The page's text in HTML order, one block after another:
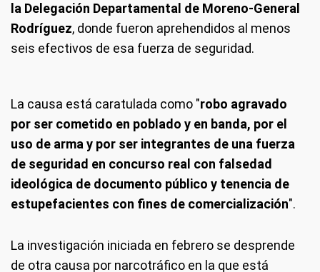
la Delegación Departamental de Moreno-General
Rodríguez, donde fueron aprehendidos al menos
seis efectivos de esa fuerza de seguridad.
La causa está caratulada como "robo agravado
por ser cometido en poblado y en banda, por el
uso de arma y por ser integrantes de una fuerza
de seguridad en concurso real con falsedad
ideológica de documento público y tenencia de
estupefacientes con fines de comercialización".
La investigación iniciada en febrero se desprende
de otra causa por narcotráfico en la que está